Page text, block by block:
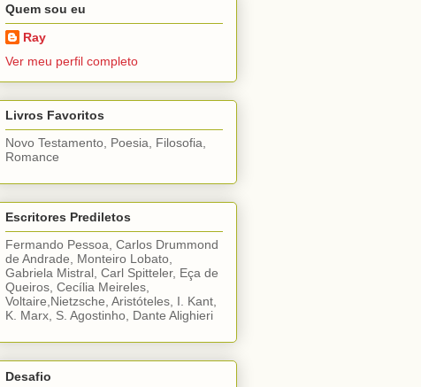
Quem sou eu
Ray
Ver meu perfil completo
Livros Favoritos
Novo Testamento, Poesia, Filosofia,
Romance
Escritores Prediletos
Fermando Pessoa, Carlos Drummond
de Andrade, Monteiro Lobato,
Gabriela Mistral, Carl Spitteler, Eça de
Queiros, Cecília Meireles,
Voltaire,Nietzsche, Aristóteles, I. Kant,
K. Marx, S. Agostinho, Dante Alighieri
Desafio